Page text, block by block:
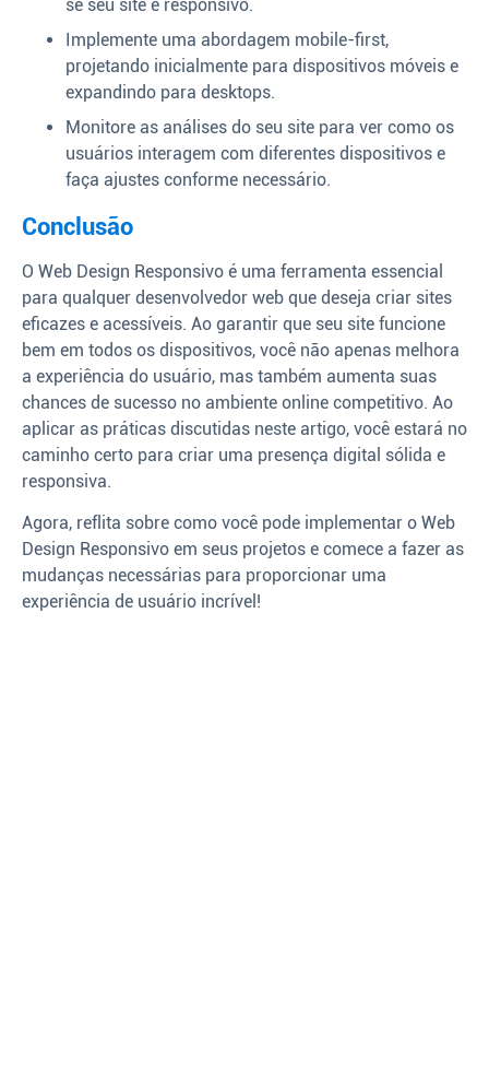
se seu site é responsivo.
Implemente uma abordagem mobile-first,
projetando inicialmente para dispositivos móveis e
expandindo para desktops.
Monitore as análises do seu site para ver como os
usuários interagem com diferentes dispositivos e
faça ajustes conforme necessário.
Conclusão
O Web Design Responsivo é uma ferramenta essencial
para qualquer desenvolvedor web que deseja criar sites
eficazes e acessíveis. Ao garantir que seu site funcione
bem em todos os dispositivos, você não apenas melhora
a experiência do usuário, mas também aumenta suas
chances de sucesso no ambiente online competitivo. Ao
aplicar as práticas discutidas neste artigo, você estará no
caminho certo para criar uma presença digital sólida e
responsiva.
Agora, reflita sobre como você pode implementar o Web
Design Responsivo em seus projetos e comece a fazer as
mudanças necessárias para proporcionar uma
experiência de usuário incrível!